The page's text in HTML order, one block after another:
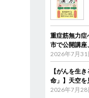
重症筋無力
市で公開講座
2026年7月31
【がんを生
命」】天空を
2026年7月28